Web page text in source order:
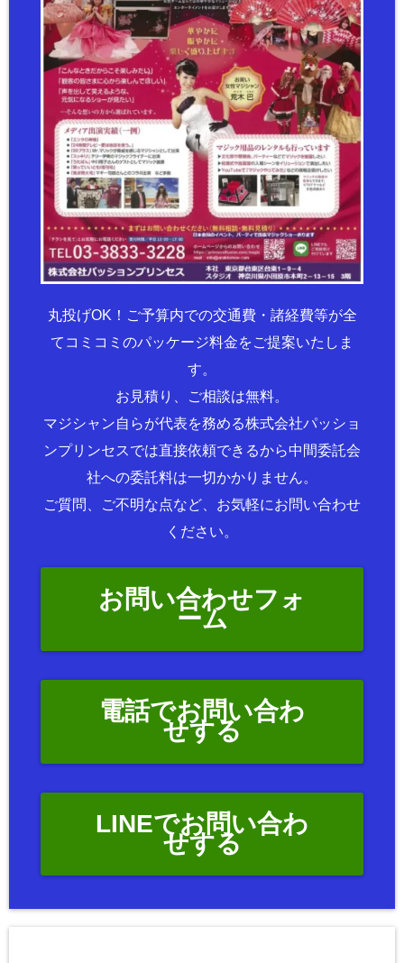
丸投げOK！ご予算内での交通費・諸経費等が全
てコミコミのパッケージ料金をご提案いたしま
す。
お見積り、ご相談は無料。
マジシャン自らが代表を務める株式会社パッショ
ンプリンセスでは直接依頼できるから中間委託会
社への委託料は一切かかりません。
ご質問、ご不明な点など、お気軽にお問い合わせ
ください。
お問い合わせフォ
ーム
電話でお問い合わ
せする
LINEでお問い合わ
せする